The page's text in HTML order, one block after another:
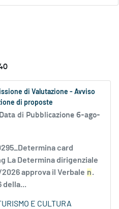
di Valutazione - Avviso
di proposte
Data di Pubblicazione 6-ago-
card
La Determina dirigenziale
approva il Verbale n.
della...
E CULTURA